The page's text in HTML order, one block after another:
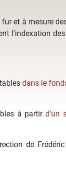
et à mesure
l'indexation
dans le
à partird'un
de